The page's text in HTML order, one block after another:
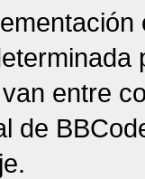
entre
de